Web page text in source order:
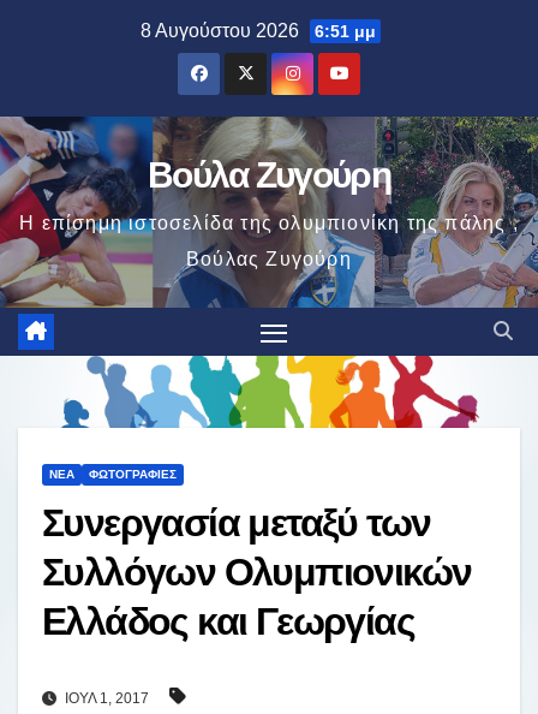
8 Αυγούστου 2026 6:51 μμ
Βούλα Ζυγούρη
Η επίσημη ιστοσελίδα της ολυμπιονίκη της πάλης ,
Βούλας Ζυγούρη
ΝΈΑ ΦΩΤΟΓΡΑΦΊΕΣ
Συνεργασία μεταξύ των
Συλλόγων Ολυμπιονικών
Ελλάδος και Γεωργίας
ΙΟΎΛ 1, 2017